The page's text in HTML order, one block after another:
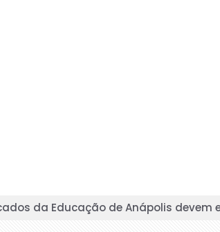
de alimentos por ingressos da